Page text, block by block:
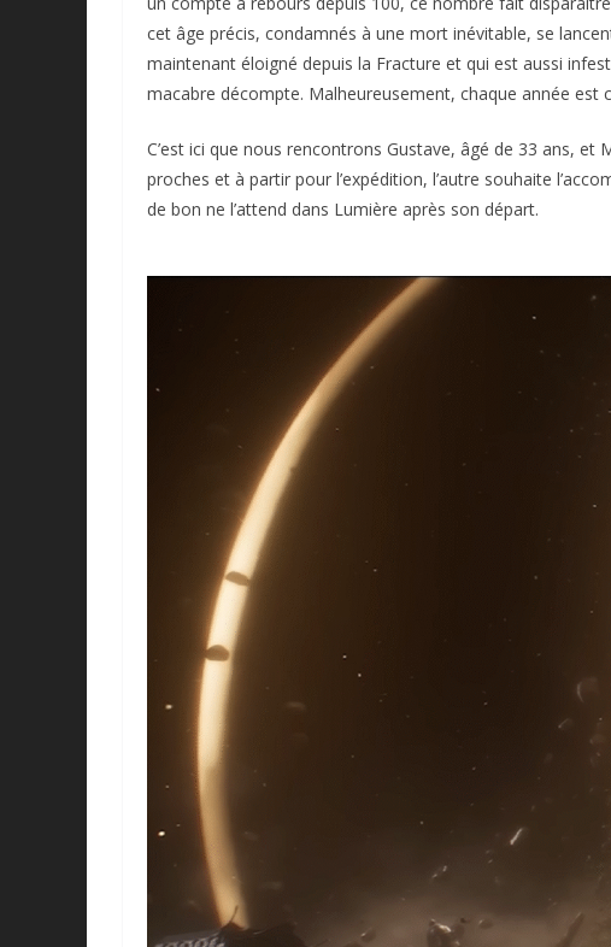
cet âge précis, condamnés à une mort inévitable, se
maintenant éloigné depuis la Fracture et qui est aussi
macabre décompte. Malheureusement, chaque année est
C’est ici que nous rencontrons Gustave, âgé de 33 ans,
proches et à partir pour l’expédition, l’autre souhaite
de bon ne l’attend dans Lumière après son départ.